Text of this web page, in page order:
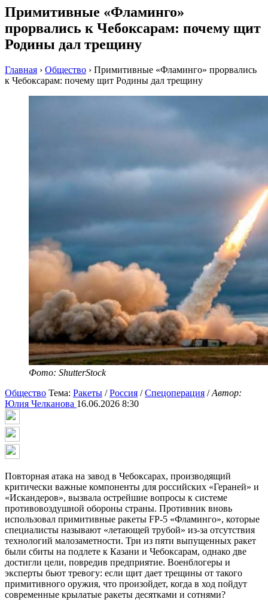
Примитивные «Фламинго»
прорвались к Чебоксарам: почему щит
Родины дал трещину
Главная › Общество › Примитивные «Фламинго» прорвались
к Чебоксарам: почему щит Родины дал трещину
Фото: ShutterStock
Общество Тема: Ракеты /Россия /Спецоперация /Автор:
Юлия Челканова 16.06.2026 8:30
Повторная атака на завод в Чебоксарах, производящий
критически важные компоненты для российских «Гераней» и
«Искандеров», вызвала острейшие вопросы к системе
противовоздушной обороны страны. Противник вновь
использовал примитивные ракеты FP-5 «Фламинго», которые
специалисты называют «летающей трубой» из-за отсутствия
технологий малозаметности. Три из пяти выпущенных ракет
были сбиты на подлете к Казани и Чебоксарам, однако две
достигли цели, повредив предприятие. Военблогеры и
эксперты бьют тревогу: если щит дает трещины от такого
примитивного оружия, что произойдет, когда в ход пойдут
современные крылатые ракеты десятками и сотнями?